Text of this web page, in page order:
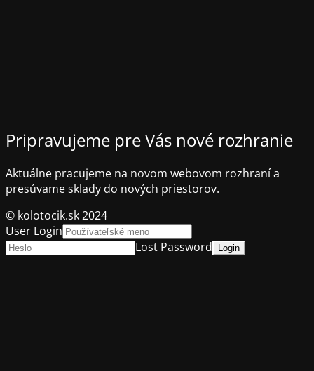
Pripravujeme pre Vás nové rozhranie
Aktuálne pracujeme na novom webovom rozhraní a
presúvame sklady do nových priestorov.
© kolotocik.sk 2024
User Login
Lost Password